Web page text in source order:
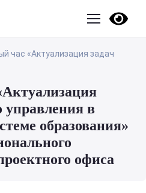
час «Актуализация задач
управления в
образования»
офиса